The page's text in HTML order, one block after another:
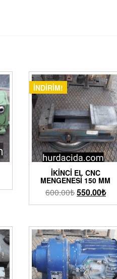
İNDIRIM!
İKINCI EL CNC
MENGENESI 150 MM
600.00₺550.00₺